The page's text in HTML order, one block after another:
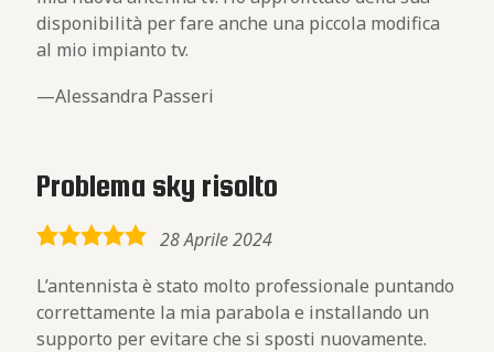
disponibilità per fare anche una piccola modifica
al mio impianto tv.
Alessandra Passeri
Problema sky risolto
5,0
28 Aprile 2024
L’antennista è stato molto professionale puntando
correttamente la mia parabola e installando un
supporto per evitare che si sposti nuovamente.